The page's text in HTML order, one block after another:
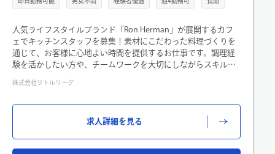
人気ライフスタイルブランド「Ron Herman」が展開するカフ
ェでキッチンスタッフを募集！素材にこだわった料理づくりを
通じて、お客様に心地よい時間を提供するお仕事です。調理経
験を活かしたい方や、チームワークを大切にしながらスキルア
《Ron Herman cafe 豊洲店のキッチンでの業務をご担当いただ
・調理、仕込み全般をお任せいたします
株式会社リトルリーグ
求人詳細を見る